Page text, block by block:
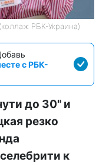
РБК-Украина)
с РБК-
до 30" и
резко
к